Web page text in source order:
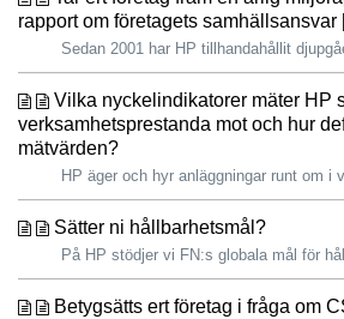
rapport om företagets samhällsansvar
Vilka nyckelindikatorer mäter HP
verksamhetsprestanda mot och hur
mätvärden?
Sätter ni hållbarhetsmål?
Betygsätts ert företag i fråga om